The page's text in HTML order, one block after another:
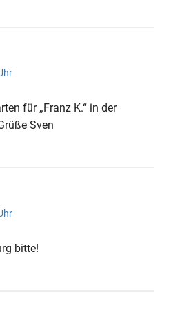
für „Franz K.“ in der
Sven
bitte!